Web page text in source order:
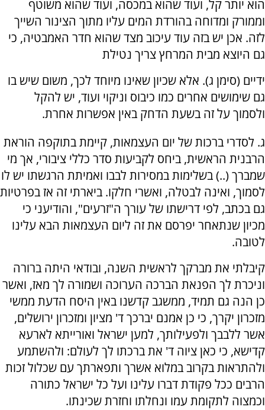
הוא יותר קל, ועוד שהוא במכסה, ועוד שהוא משוטף
וממורק ומדוחה בהורדת המים עליו מתוך הצינור השייך
לזה. אכן יש בזה עוד עיכוב מצד שהוא חדר האמבטיה, כי
גם היוצא מבית המרחץ צריך נטילת
ידיים (סימן ג). אלא שכיון שאינו מיוחד לכך, משום שיש בו
גם שימושים אחרים כמו כיבוס וניקוי ועוד, יש להקל
ולסמוך על זה בשעת הדחק באין אפשרות אחרת.
ג. לסדרי ברכות של יום העצמאות, קיימת בתוקפה הוראת
הרבנית הראשית, ביחס לקביעות סדר כללי ציבורי, אך מי
שמברך (..) בשלימות במסירות לבבו ואמיתת הרגשתו יש לו
לסמוך, ואינה לבטלה, ואשרי חלקו. ביארתי זה אז בפרטיות
גם בכתב, לפי דרישתו של עורך ה"זרעים", והודיעני כי
מכיון שנתאחר יפרסם את זה ליום העצמאות הבא עלינו
לטובה.
קיבלתי את מברקך לראשית השנה, ובודאי היתה ברורה
וניכרת לך הפנאת הברכה הערוכה ושמורה לך מאז, ואשר
כן הנה גם תמיד, ממשגב קדשנו באין היסח הדעת ממשי
מזכרון יקרך, כי כן אמנם יברכך ד' מציון ומזכרון ירושלים,
אשר ללבבך ולפעילותך, למען ישראל ואורייתא לארעא
קדישא, כי כאן ציוה ד' את ברכתו לך לעולם: ולהשתמע
ולהתראות בקרוב במלוא אשרך ותפארתך עם שכלול זכות
הרבים ככל פקודת דברו עלינו ועל כל ישראל כתורה
וכמצוה לתקומת עמו ונחלתו וחזרת שכינתו.